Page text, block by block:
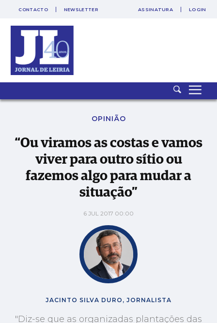
SAIR
CONTACTO NEWSLETTER ASSINATURA LOGIN
“Ou viramos as costas e vamos viver para outro sítio ou
fazemos algo para mudar a situação”
OPINIÃO
“Ou viramos as costas e vamos
viver para outro sítio ou
fazemos algo para mudar a
situação”
6 JUL 2017 00:00
JACINTO SILVA DURO, JORNALISTA
"Diz-se que as organizadas plantações das